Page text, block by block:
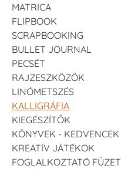
MATRICA
FLIPBOOK
SCRAPBOOKING
BULLET JOURNAL
PECSÉT
RAJZESZKÖZÖK
LINÓMETSZÉS
KALLIGRÁFIA
KIEGÉSZÍTŐK
KÖNYVEK - KEDVENCEK
KREATÍV JÁTÉKOK
FOGLALKOZTATÓ FÜZET